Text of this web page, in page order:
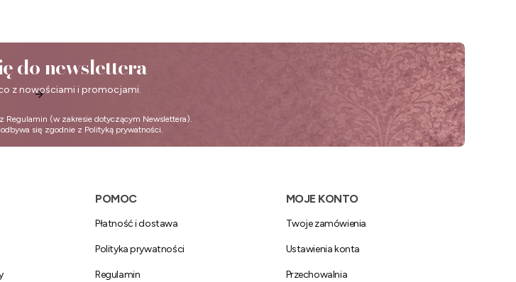
do newslettera
z nowościami i promocjami.
Regulamin (w zakresie dotyczącym Newslettera).
się zgodnie z Polityką prywatności
POMOC
Płatność i dostawa
Polityka prywatności
Regulamin
MOJE KONTO
Twoje zamówienia
Ustawienia konta
Przechowalnia